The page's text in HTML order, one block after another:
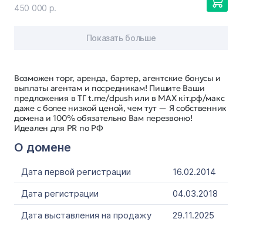
Возможен торг, аренда, бартер, агентские бонусы и
выплаты агентам и посредникам! Пишите Ваши
предложения в ТГ t.me/dpush или в MAX кіт.рф/макс
даже с более низкой ценой, чем тут — Я собственник
домена и 100% обязательно Вам перезвоню!
Идеален для PR по РФ
О домене
Дата первой регистрации
16.02.2014
Дата регистрации
04.03.2018
Дата выставления на продажу
29.11.2025
450 000 р.
Показать больше